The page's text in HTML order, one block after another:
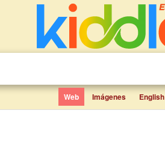
Web Imágenes English